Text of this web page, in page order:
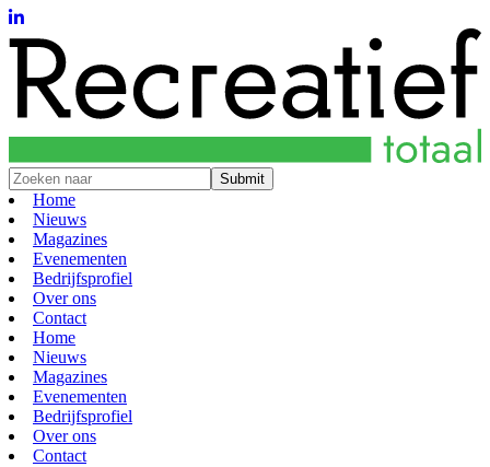
Submit
Home
Nieuws
Magazines
Evenementen
Bedrijfsprofiel
Over ons
Contact
Home
Nieuws
Magazines
Evenementen
Bedrijfsprofiel
Over ons
Contact